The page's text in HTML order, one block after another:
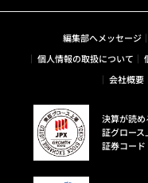
編集部へメッセージ
個人情報の取扱について
会社概要
決算が読
証グロース
証券コード